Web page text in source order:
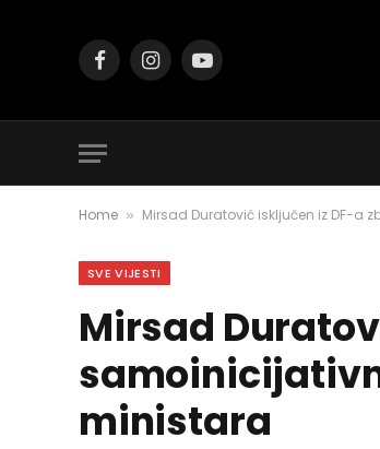
FacebookInstagramYouTube
Home » Mirsad Duratović isključen iz DF-a
SVE VIJESTI
Mirsad
ministara